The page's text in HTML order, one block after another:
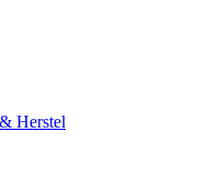
Herstel